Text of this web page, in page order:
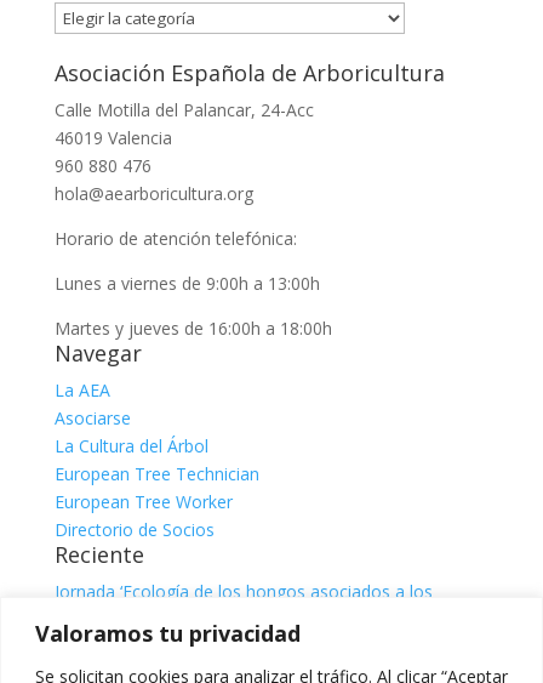
Valoramos tu privacidad
Se solicitan cookies para analizar el tráfico. Al clicar “Aceptar
Categorías
Asociación Española de Arboricultura
Calle Motilla del Palancar, 24-Acc
46019 Valencia
960 880 476
hola@aearboricultura.org
Horario de atención telefónica:
Lunes a viernes de 9:00h a 13:00h
Martes y jueves de 16:00h a 18:00h
Navegar
La AEA
Asociarse
La Cultura del Árbol
European Tree Technician
European Tree Worker
Directorio de Socios
Reciente
Jornada ‘Ecología de los hongos asociados a los
árboles’
julio 31, 2026
Jornada ‘El sistema radicular. Comprender, observar e
interpretar para una gestión responsable del árbol’, con